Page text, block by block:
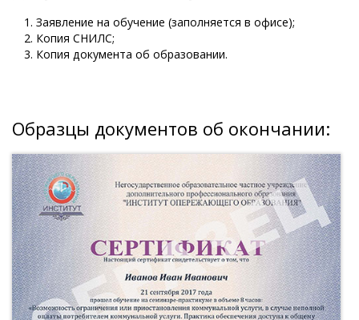
Заявление на обучение (заполняется в офисе);
Копия СНИЛС;
Копия документа об образовании.
Образцы документов об окончании: